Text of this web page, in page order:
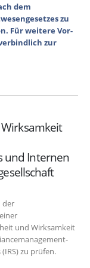
dem
zu
Für weitere Vor-
zur
und Internen
der
und Wirksamkeit
zu prüfen.